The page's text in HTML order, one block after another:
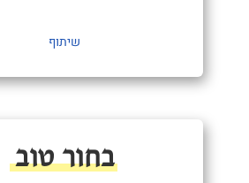
שיתוף
בחור טוב